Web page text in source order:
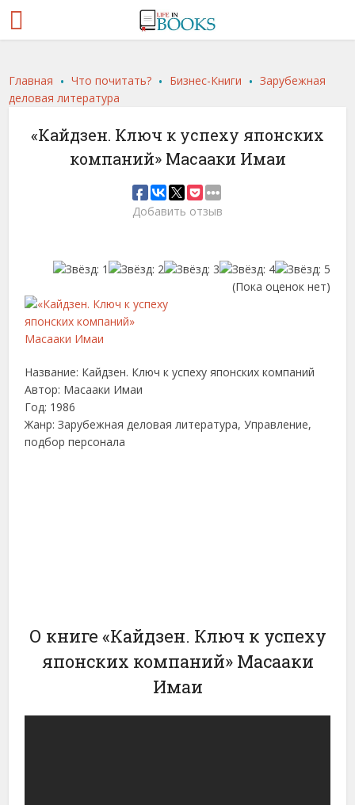
Главная .Что почитать? . Бизнес-Книги .Зарубежная
деловая литература
«Кайдзен. Ключ к успеху японских
компаний» Масааки Имаи
Добавить отзыв
(Пока оценок нет)
Название: Кайдзен. Ключ к успеху японских компаний
Автор: Масааки Имаи
Год: 1986
Жанр: Зарубежная деловая литература, Управление,
подбор персонала
О книге «Кайдзен. Ключ к успеху
японских компаний» Масааки
Имаи